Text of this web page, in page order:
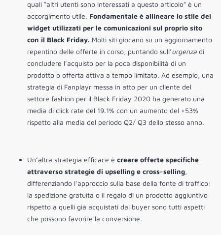
quali “altri utenti sono interessati a questo articolo” è un
accorgimento utile. Fondamentale è allineare lo stile dei
widget utilizzati per le comunicazioni sul proprio sito
con il Black Friday. Molti siti giocano su un aggiornamento
repentino delle offerte in corso, puntando sull’urgenza di
concludere l’acquisto per la poca disponibilità di un
prodotto o offerta attiva a tempo limitato. Ad esempio, una
strategia di Fanplayr messa in atto per un cliente del
settore fashion per il Black Friday 2020 ha generato una
media di click rate del 19.1% con un aumento del +53%
rispetto alla media del periodo Q2/ Q3 dello stesso anno.
Un’altra strategia efficace è creare offerte specifiche
attraverso strategie di upselling e cross-selling,
differenziando l’approccio sulla base della fonte di traffico:
la spedizione gratuita o il regalo di un prodotto aggiuntivo
rispetto a quelli già acquistati dal buyer sono tutti aspetti
che possono favorire la conversione.